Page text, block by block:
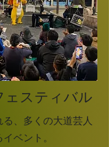
ェスティバル
、多くの大道芸人
ベント。